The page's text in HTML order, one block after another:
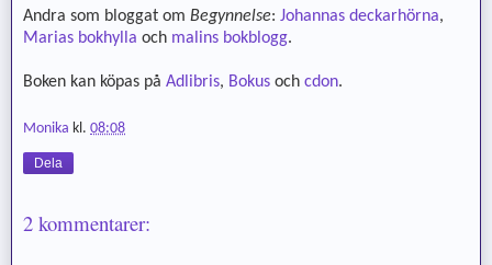
Andra som bloggat om Begynnelse: Johannas deckarhörna,
Marias bokhylla och malins bokblogg.
Boken kan köpas på Adlibris, Bokus och cdon.
Monika kl. 08:08
Dela
2 kommentarer: